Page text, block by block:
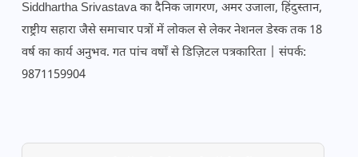
Siddhartha Srivastava का दैनिक जागरण, अमर उजाला, हिंदुस्तान,
राष्ट्रीय सहारा जैसे समाचार पत्रों में लोकल से लेकर नेशनल डेस्क तक 18
वर्ष का कार्य अनुभव. गत पांच वर्षों से डिज़िटल पत्रकारिता | संपर्क:
9871159904